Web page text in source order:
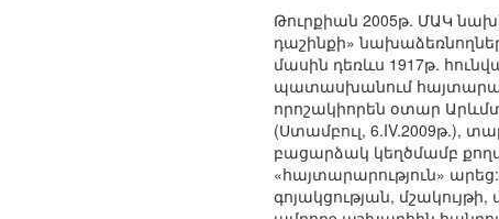
Թուրքիան 2005թ. ՄԱԿ
դաշինքի»
մասին դեռևս 1917թ.
պատասխանում
որոշակիորեն օտար
(Ստամբուլ, 6.IV.2009թ.),
բացարձակ կեղծմամբ
«հայտարարություն»
գոյակցության,